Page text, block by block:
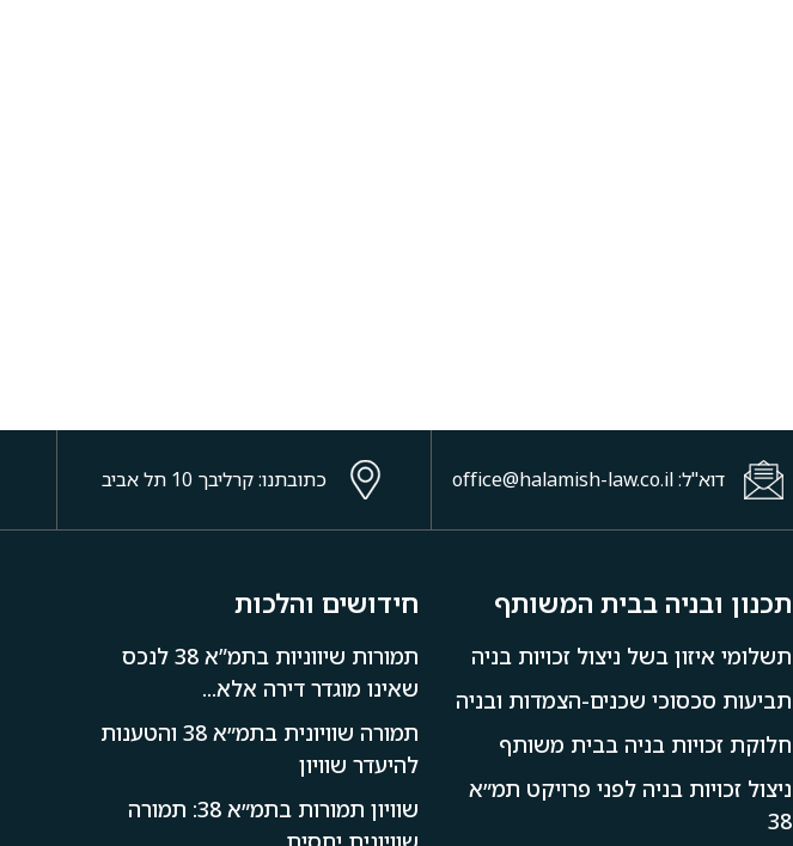
דוא"ל: office@halamish-law.co.il כתובתנו: קרליבך 10 תל אביב
תכנון ובניה בבית המשותף
תשלומי איזון בשל ניצול זכויות בניה
תביעות סכסוכי שכנים-הצמדות ובניה
חלוקת זכויות בניה בבית משותף
ניצול זכויות בניה לפני פרויקט תמ״א
38
חידושים והלכות
תמורות שיווניות בתמ”א 38 לנכס
שאינו מוגדר דירה אלא...
תמורה שוויונית בתמ״א 38 והטענות
להיעדר שוויון
שוויון תמורות בתמ״א 38: תמורה